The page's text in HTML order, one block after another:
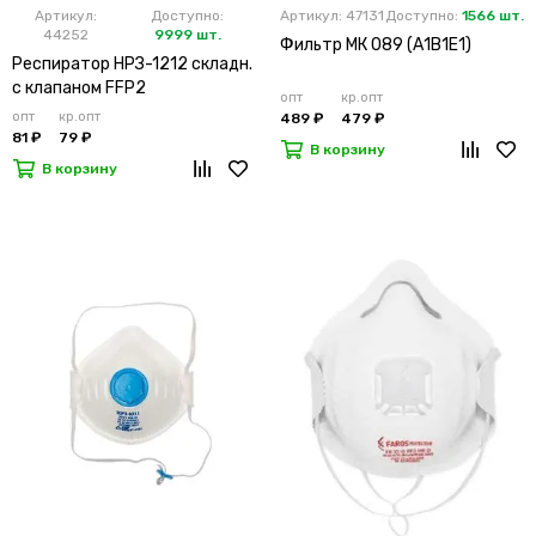
Артикул:
44252
Доступно:
9999 шт.
Респиратор НРЗ-1212 складн.
с клапаном FFP2
опт
81 ₽
кр.опт
79 ₽
В корзину
Артикул: 47131 Доступно: 1566 шт.
Фильтр МК 089 (А1В1Е1)
опт
489 ₽
кр.опт
479 ₽
В корзину